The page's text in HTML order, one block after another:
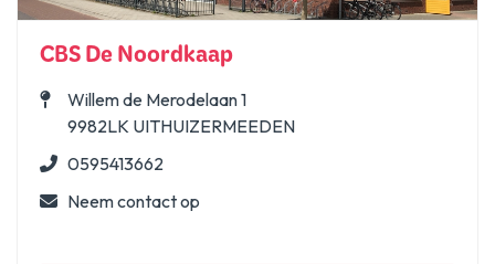
CBS De Noordkaap
Willem de Merodelaan 1
9982LK UITHUIZERMEEDEN
0595413662
Neem contact op